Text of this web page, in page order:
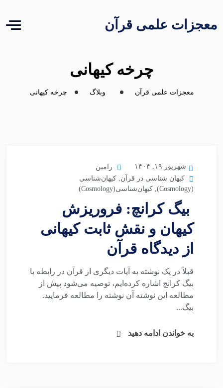
معجزات علمی قرآن
چرخه کیهانی
معجزات علمی قرآن وبلاگ چرخه کیهانی
شهریور ۱۹, ۱۴۰۴
رامین
کیهان شناسی در قرآن, کیهان‌شناسی
(Cosmology)
, کیهان‌شناسی(Cosmology)
بیگ کرانچ: فروریزش
کیهان و نقش ثابت کیهانی
از دیدگاه قرآن
قبلاً در یک نوشته به آیات دیگری از قرآن در رابطه با
بیگ کرانچ اشاره کرده‌ایم، توصیه می‌شود پیش از
مطالعه این نوشته آن نوشته را مطالعه فرمایید.
بیگ...
به خواندن ادامه دهید